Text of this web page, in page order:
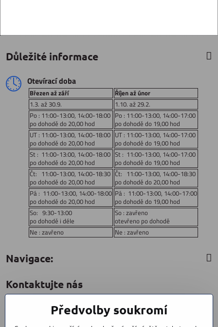
Důležité informace
Otevírací doba
Březen až září
Říjen až únor
1.3. až 30.9.
1.10. až 29.2.
Po : 11:00-13:00, 14:00-18:00
po dohodě do 20,00 hod
Po : 11:00-13:00, 14:00-17:00
po dohodě do 19,00 hod
UT : 11:00-13:00, 14:00-18:00
po dohodě do 20,00 hod
UT : 11:00-13:00, 14:00-17:00
po dohodě do 19,00 hod
St : 11:00-13:00, 14:00-18:00
po dohodě do 20,00 hod
St : 11:00-13:00, 14:00-17:00
po dohodě do 19,00 hod
Čt: 11:00-13:00, 14:00-18:30
po dohodě do 20,00 hod
Čt: 11:00-13:00, 14:00-18:30
po dohodě do 20,00 hod
Pá : 11:00-13:00, 14:00-18:00
po dohodě do 20,00 hod
Pá : 11:00-13:00, 14:00-17:00
po dohodě do 19,00 hod
So: 9:30-13:00
po dohodě i déle
So : zavřeno
otevřeno po dohodě
Ne : zavřeno
Ne : zavřeno
Navigace:
Kontaktujte nás
CYCLESTAR s​.r​.o​.
Předvolby soukromí